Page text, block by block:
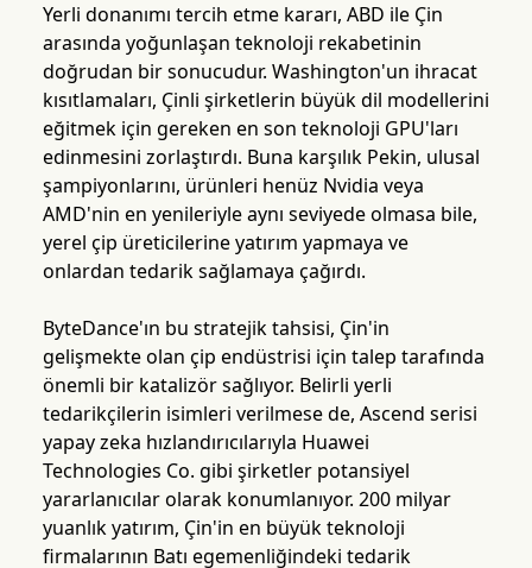
Yerli donanımı tercih etme kararı, ABD ile Çin
arasında yoğunlaşan teknoloji rekabetinin
doğrudan bir sonucudur. Washington'un ihracat
kısıtlamaları, Çinli şirketlerin büyük dil modellerini
eğitmek için gereken en son teknoloji GPU'ları
edinmesini zorlaştırdı. Buna karşılık Pekin, ulusal
şampiyonlarını, ürünleri henüz Nvidia veya
AMD'nin en yenileriyle aynı seviyede olmasa bile,
yerel çip üreticilerine yatırım yapmaya ve
onlardan tedarik sağlamaya çağırdı.
ByteDance'ın bu stratejik tahsisi, Çin'in
gelişmekte olan çip endüstrisi için talep tarafında
önemli bir katalizör sağlıyor. Belirli yerli
tedarikçilerin isimleri verilmese de, Ascend serisi
yapay zeka hızlandırıcılarıyla Huawei
Technologies Co. gibi şirketler potansiyel
yararlanıcılar olarak konumlanıyor. 200 milyar
yuanlık yatırım, Çin'in en büyük teknoloji
firmalarının Batı egemenliğindeki tedarik